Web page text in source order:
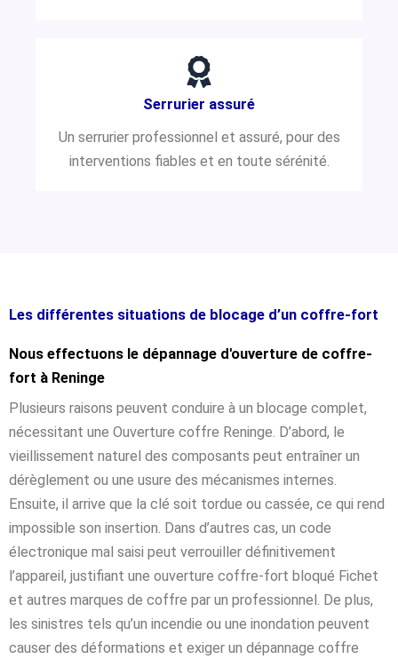
Serrurier assuré
Un serrurier professionnel et assuré, pour des
interventions fiables et en toute sérénité.
Les différentes situations de blocage d’un coffre-fort
Nous effectuons le dépannage d'ouverture de coffre-
fort à Reninge
Plusieurs raisons peuvent conduire à un blocage complet,
nécessitant une Ouverture coffre Reninge. D’abord, le
vieillissement naturel des composants peut entraîner un
dérèglement ou une usure des mécanismes internes.
Ensuite, il arrive que la clé soit tordue ou cassée, ce qui rend
impossible son insertion. Dans d’autres cas, un code
électronique mal saisi peut verrouiller définitivement
l’appareil, justifiant une ouverture coffre-fort bloqué Fichet
et autres marques de coffre par un professionnel. De plus,
les sinistres tels qu’un incendie ou une inondation peuvent
causer des déformations et exiger un dépannage coffre